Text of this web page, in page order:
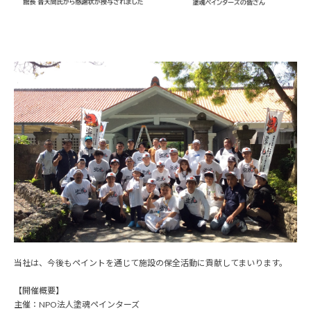
当社は、今後もペイントを通じて施設の保全活動に貢献してまいります。
【開催概要】
主催：NPO法人塗魂ペインターズ